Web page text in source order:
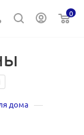
0
дома —